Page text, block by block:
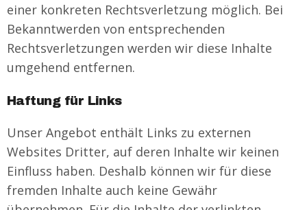
einer konkreten Rechtsverletzung möglich. Bei
Bekanntwerden von entsprechenden
Rechtsverletzungen werden wir diese Inhalte
umgehend entfernen.
Haftung für Links
Unser Angebot enthält Links zu externen
Websites Dritter, auf deren Inhalte wir keinen
Einfluss haben. Deshalb können wir für diese
fremden Inhalte auch keine Gewähr